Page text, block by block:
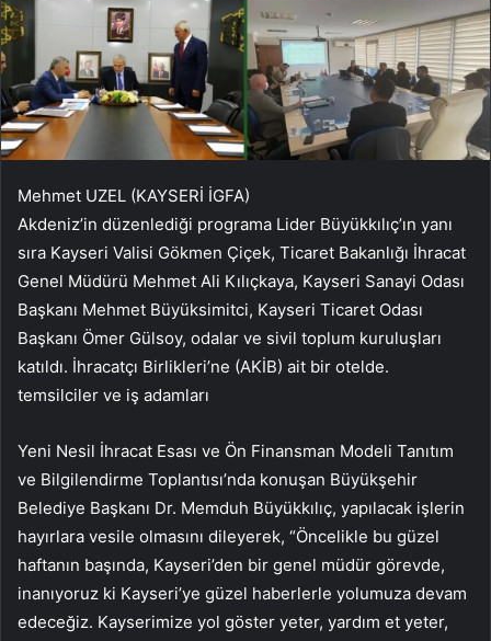
Mehmet UZEL (KAYSERİ İGFA)
Akdeniz’in düzenlediği programa Lider Büyükkılıç’ın yanı
sıra Kayseri Valisi Gökmen Çiçek, Ticaret Bakanlığı İhracat
Genel Müdürü Mehmet Ali Kılıçkaya, Kayseri Sanayi Odası
Başkanı Mehmet Büyüksimitci, Kayseri Ticaret Odası
Başkanı Ömer Gülsoy, odalar ve sivil toplum kuruluşları
katıldı. İhracatçı Birlikleri’ne (AKİB) ait bir otelde.
temsilciler ve iş adamları
Yeni Nesil İhracat Esası ve Ön Finansman Modeli Tanıtım
ve Bilgilendirme Toplantısı’nda konuşan Büyükşehir
Belediye Başkanı Dr. Memduh Büyükkılıç, yapılacak işlerin
hayırlara vesile olmasını dileyerek, “Öncelikle bu güzel
haftanın başında, Kayseri’den bir genel müdür görevde,
inanıyoruz ki Kayseri’ye güzel haberlerle yolumuza devam
edeceğiz. Kayserimize yol göster yeter, yardım et yeter,